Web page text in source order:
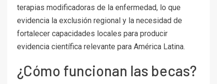
terapias modificadoras de la enfermedad, lo que
evidencia la exclusión regional y la necesidad de
fortalecer capacidades locales para producir
evidencia científica relevante para América Latina.
¿Cómo funcionan las becas?